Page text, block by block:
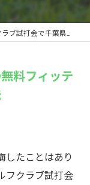
葉県の無料フィッティングを効率よく体験する方法
料フィッテ
したことはあり
フクラブ試打会